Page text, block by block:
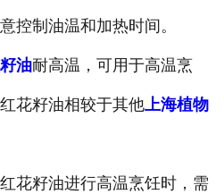
控制油温和加热时间。
油耐高温，可用于高温烹
花籽油相较于其他上海植物
籽油进行高温烹饪时，需